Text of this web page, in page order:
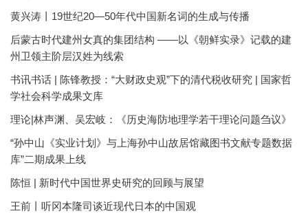
黄兴涛丨19世纪20—50年代中国新名词的生成与传播
后蒙古时代建州女真的集团结构 ——以《朝鲜实录》记载的建
州卫领主阶层汉姓为线索
书讯书话 | 陈锋教授：“大财政史观”下的清代税收研究 | 国家哲
学社会科学成果文库
理论|林声渊、吴宏岐：《历史海防地理学若干理论问题刍议》
“孙中山《实业计划》与上海孙中山故居馆藏图书文献专题数据
库”二期成果上线
陈恒 | 新时代中国世界史研究的回顾与展望
王前丨听冈本隆司谈近现代日本的中国观